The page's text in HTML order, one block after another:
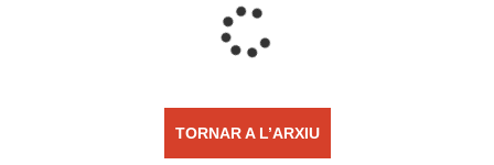
TORNAR A L’ARXIU